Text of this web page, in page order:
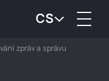
CS
zpráv a správu